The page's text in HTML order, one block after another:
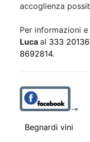
accoglienza
Per informazioni
Luca al 333
8692814.
Begnardi vini